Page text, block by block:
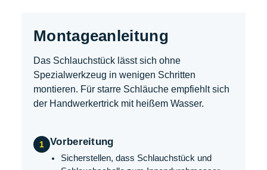
Montageanleitung
Das Schlauchstück lässt sich ohne
Spezialwerkzeug in wenigen Schritten
montieren. Für starre Schläuche empfiehlt sich
der Handwerkertrick mit heißem Wasser.
1 Vorbereitung
Sicherstellen, dass Schlauchstück und